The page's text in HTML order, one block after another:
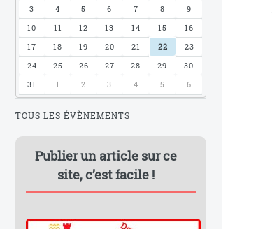
3
4 5 6 7 8
9
10
11 12 13 14 15
16
17
18 19 20 21 22
23
24
25 26 27 28 29
30
31
1 2 3 4 5 6
TOUS LES ÉVÈNEMENTS
Publier un article sur ce
site, c’est facile !